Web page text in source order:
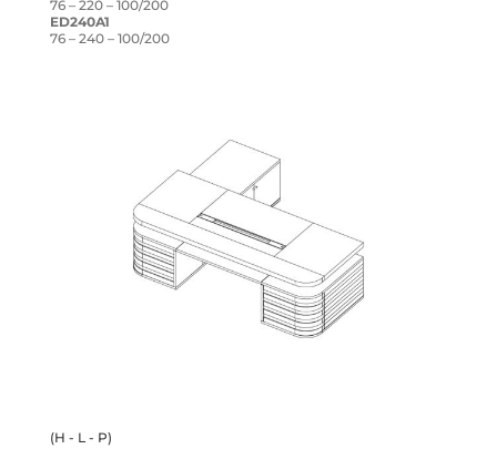
76 – 220 – 100/200
ED240A1
76 – 240 – 100/200
(H - L - P)